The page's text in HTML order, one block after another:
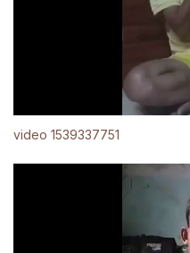
video 1539337751